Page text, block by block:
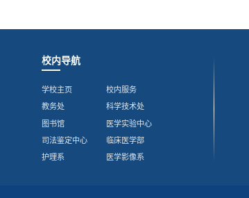
校内导航
学校主页 校内服务
教务处 科学技术处
图书馆 医学实验中心
司法鉴定中心 临床医学部
护理系 医学影像系